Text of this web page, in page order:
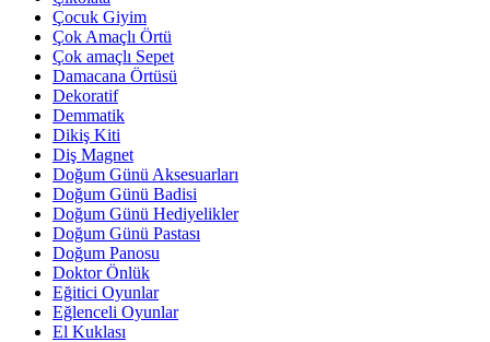
Çocuk Giyim
Çok Amaçlı Örtü
Çok amaçlı Sepet
Damacana Örtüsü
Dekoratif
Demmatik
Dikiş Kiti
Diş Magnet
Doğum Günü Aksesuarları
Doğum Günü Badisi
Doğum Günü Hediyelikler
Doğum Günü Pastası
Doğum Panosu
Doktor Önlük
Eğitici Oyunlar
Eğlenceli Oyunlar
El Kuklası